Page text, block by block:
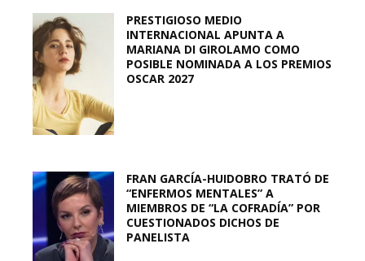
PRESTIGIOSO MEDIO
INTERNACIONAL APUNTA A
MARIANA DI GIROLAMO COMO
POSIBLE NOMINADA A LOS PREMIOS
OSCAR 2027
FRAN GARCÍA-HUIDOBRO TRATÓ DE
“ENFERMOS MENTALES” A
MIEMBROS DE “LA COFRADÍA” POR
CUESTIONADOS DICHOS DE
PANELISTA